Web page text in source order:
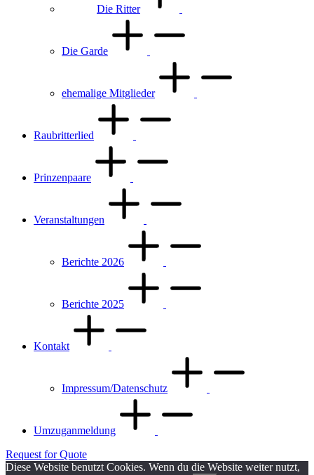
Die Ritter
Die Garde
ehemalige Mitglieder
Raubritterlied
Prinzenpaare
Veranstaltungen
Berichte 2026
Berichte 2025
Kontakt
Impressum/Datenschutz
Umzuganmeldung
Request for Quote
Diese Website benutzt Cookies. Wenn du die Website weiter nutzt,